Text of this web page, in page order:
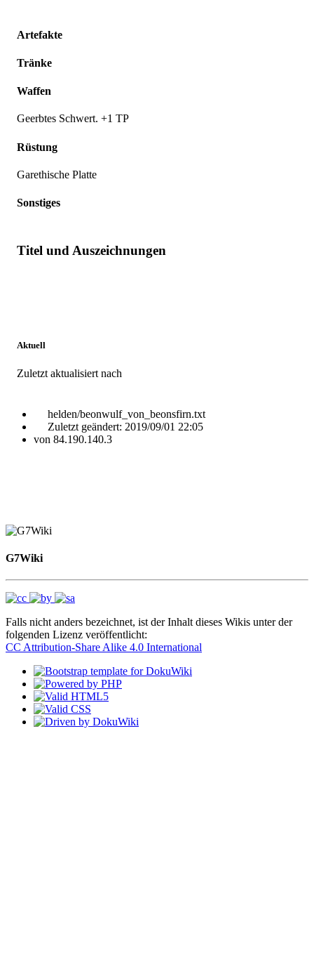
Artefakte
Tränke
Waffen
Geerbtes Schwert. +1 TP
Rüstung
Garethische Platte
Sonstiges
Titel und Auszeichnungen
Aktuell
Zuletzt aktualisiert nach
helden/beonwulf_von_beonsfirn.txt
Zuletzt geändert: 2019/09/01 22:05
von 84.190.140.3
G7Wiki
Falls nicht anders bezeichnet, ist der Inhalt dieses Wikis unter der
folgenden Lizenz veröffentlicht:
CC Attribution-Share Alike 4.0 International